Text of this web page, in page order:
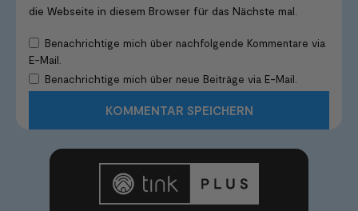
die Webseite in diesem Browser für das Nächste mal.
Benachrichtige mich über nachfolgende Kommentare via
E-Mail.
Benachrichtige mich über neue Beiträge via E-Mail.